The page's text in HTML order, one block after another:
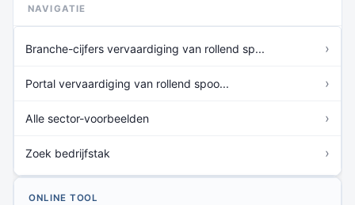
NAVIGATIE
Branche-cijfers vervaardiging van rollend sp... ›
Portal vervaardiging van rollend spoo... ›
Alle sector-voorbeelden ›
Zoek bedrijfstak ›
ONLINE TOOL